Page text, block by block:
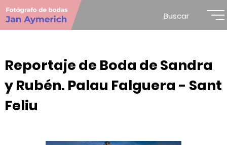
Buscar
Reportaje de Boda de Sandra
y Rubén. Palau Falguera - Sant
Feliu